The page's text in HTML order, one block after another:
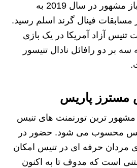
بوده است. این تنیس باز مشهور در سال 2019 به
فینال گرند اسلم رسید.
تنیس آزاد آمریکا در یک بازی
سه بر دو رافائل نادال تنیسور
مسترز پاریس
ترین تورنمنت های تنیس
تنیس محسوب می شود. حضور در
مردان حرفه ای در تنیس امکان
است که مدوف تا به اکنون